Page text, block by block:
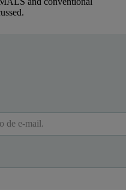
the sample as it
is a 20 angle light